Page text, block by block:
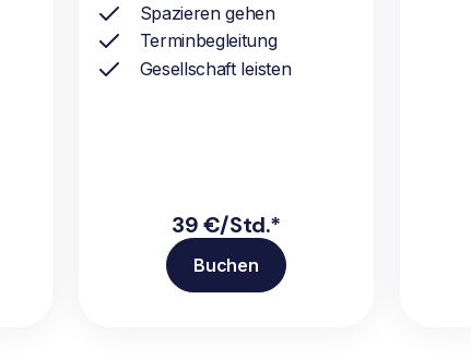
Spazieren gehen
Terminbegleitung
Gesellschaft leisten
39 €/Std.*
Buchen